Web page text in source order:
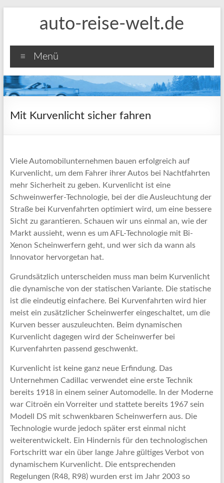
auto-reise-welt.de
Menü
Mit Kurvenlicht sicher fahren
Viele Automobilunternehmen bauen erfolgreich auf
Kurvenlicht, um dem Fahrer ihrer Autos bei Nachtfahrten
mehr Sicherheit zu geben. Kurvenlicht ist eine
Schweinwerfer-Technologie, bei der die Ausleuchtung der
Straße bei Kurvenfahrten optimiert wird, um eine bessere
Sicht zu garantieren. Schauen wir uns einmal an, wie der
Markt aussieht, wenn es um AFL-Technologie mit Bi-
Xenon Scheinwerfern geht, und wer sich da wann als
Innovator hervorgetan hat.
Grundsätzlich unterscheiden muss man beim Kurvenlicht
die dynamische von der statischen Variante. Die statische
ist die eindeutig einfachere. Bei Kurvenfahrten wird hier
meist ein zusätzlicher Scheinwerfer eingeschaltet, um die
Kurven besser auszuleuchten. Beim dynamischen
Kurvenlicht dagegen wird der Scheinwerfer bei
Kurvenfahrten passend geschwenkt.
Kurvenlicht ist keine ganz neue Erfindung. Das
Unternehmen Cadillac verwendet eine erste Technik
bereits 1918 in einem seiner Automodelle. In der Moderne
war Citroën ein Vorreiter und stattete bereits 1967 sein
Modell DS mit schwenkbaren Scheinwerfern aus. Die
Technologie wurde jedoch später erst einmal nicht
weiterentwickelt. Ein Hindernis für den technologischen
Fortschritt war ein über lange Jahre gültiges Verbot von
dynamischem Kurvenlicht. Die entsprechenden
Regelungen (R48, R98) wurden erst im Jahr 2003 so